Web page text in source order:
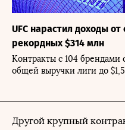
UFC нарастил доходы
рекордных $314 млн
Контракты с 104 брендами
общей выручки лиги до
Другой крупный